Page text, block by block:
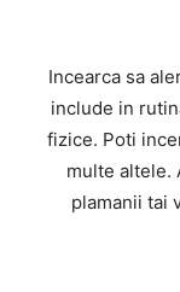
Incearca sa
include in
fizice. Poti
multe altele.
plamanii tai